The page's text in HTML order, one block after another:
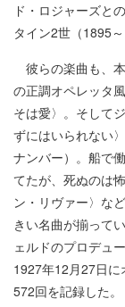
ド・ロジャーズと
タイン2世（1895
彼らの楽曲も、
の正調オペレッタ
そは愛〉。そして
ずにはいられない
ナンバー）。船で
てたが、死ぬのは
ン・リヴァー〉な
きい名曲が揃って
ェルドのプロデュ
1927年12月27日
572回を記録した。